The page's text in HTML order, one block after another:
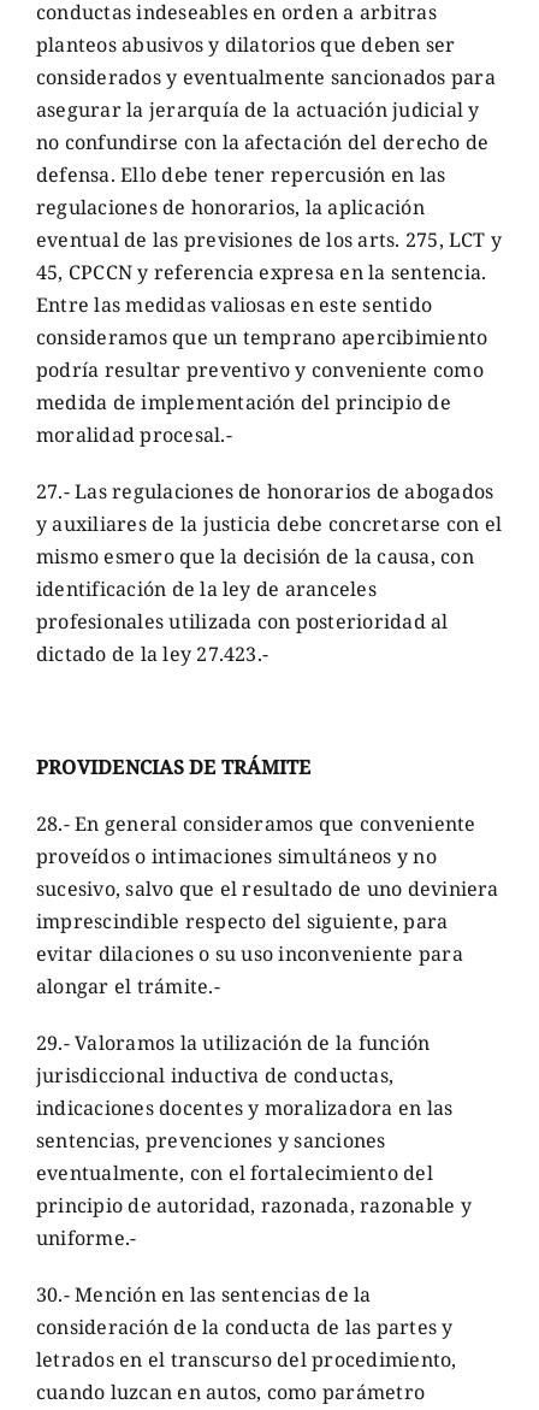
conductas indeseables en orden a arbitras
planteos abusivos y dilatorios que deben ser
considerados y eventualmente sancionados para
asegurar la jerarquía de la actuación judicial y
no confundirse con la afectación del derecho de
defensa. Ello debe tener repercusión en las
regulaciones de honorarios, la aplicación
eventual de las previsiones de los arts. 275, LCT y
45, CPCCN y referencia expresa en la sentencia.
Entre las medidas valiosas en este sentido
consideramos que un temprano apercibimiento
podría resultar preventivo y conveniente como
medida de implementación del principio de
moralidad procesal.-
27.- Las regulaciones de honorarios de abogados
y auxiliares de la justicia debe concretarse con el
mismo esmero que la decisión de la causa, con
identificación de la ley de aranceles
profesionales utilizada con posterioridad al
dictado de la ley 27.423.-
PROVIDENCIAS DE TRÁMITE
28.- En general consideramos que conveniente
proveídos o intimaciones simultáneos y no
sucesivo, salvo que el resultado de uno deviniera
imprescindible respecto del siguiente, para
evitar dilaciones o su uso inconveniente para
alongar el trámite.-
29.- Valoramos la utilización de la función
jurisdiccional inductiva de conductas,
indicaciones docentes y moralizadora en las
sentencias, prevenciones y sanciones
eventualmente, con el fortalecimiento del
principio de autoridad, razonada, razonable y
uniforme.-
30.- Mención en las sentencias de la
consideración de la conducta de las partes y
letrados en el transcurso del procedimiento,
cuando luzcan en autos, como parámetro